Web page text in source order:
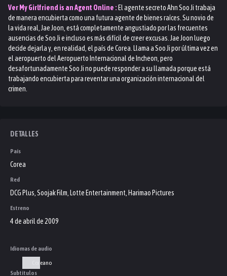
VerMy Girlfriend is an Agent Online : El agente secreto Ahn Soo Ji trabaja
de manera encubierta como una futura agente de bienes raíces. Su novio de
la vida real, Jae Joon, está completamente angustiado por las frecuentes
ausencias de Soo Ji e incluso es más difícil de creer excusas. Jae Joon luego
decide dejarla y, en realidad, el país de Corea. Llama a Soo Ji por última vez en
el aeropuerto del Aeropuerto Internacional de Incheon, pero
desafortunadamente Soo Ji no puede responder a su llamada porque está
trabajando encubierta para reventar una organización internacional del
crimen.
DETALLES
País
Corea
Red
DCG Plus, Soojak Film, Lotte Entertainment, Harimao Pictures
Estreno
4 de abril de 2009
Idiomas de audio
Coreano
Subtítulos